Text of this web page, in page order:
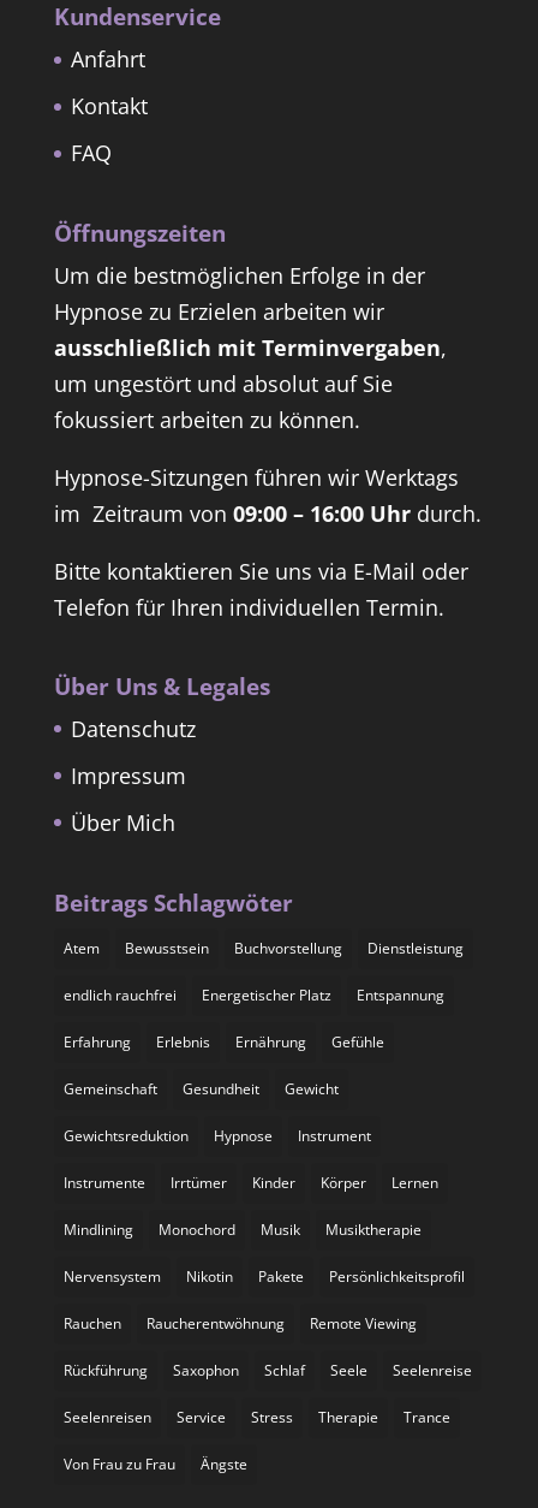
Kundenservice
Anfahrt
Kontakt
FAQ
Öffnungszeiten
Um die bestmöglichen Erfolge in der
Hypnose zu Erzielen arbeiten wir
ausschließlich mit Terminvergaben,
um ungestört und absolut auf Sie
fokussiert arbeiten zu können.
Hypnose-Sitzungen führen wir Werktags
im Zeitraum von 09:00 – 16:00 Uhrdurch.
Bitte kontaktieren Sie uns via E-Mail oder
Telefon für Ihren individuellen Termin.
Über Uns & Legales
Datenschutz
Impressum
Über Mich
Beitrags Schlagwöter
Atem Bewusstsein Buchvorstellung Dienstleistung
endlich rauchfrei Energetischer Platz Entspannung
Erfahrung Erlebnis Ernährung Gefühle
Gemeinschaft Gesundheit Gewicht
Gewichtsreduktion Hypnose Instrument
Instrumente Irrtümer Kinder Körper Lernen
Mindlining Monochord Musik Musiktherapie
Nervensystem Nikotin Pakete Persönlichkeitsprofil
Rauchen Raucherentwöhnung Remote Viewing
Rückführung Saxophon Schlaf Seele Seelenreise
Seelenreisen Service Stress Therapie Trance
Von Frau zu Frau Ängste